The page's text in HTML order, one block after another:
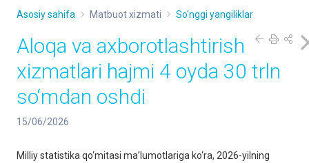
Asosiy sahifa Matbuot xizmati So'nggi yangiliklar
Aloqa va axborotlashtirish
xizmatlari hajmi 4 oyda 30 trln
so‘mdan oshdi
15/06/2026
Milliy statistika qo‘mitasi ma’lumotlariga ko‘ra, 2026-yilning